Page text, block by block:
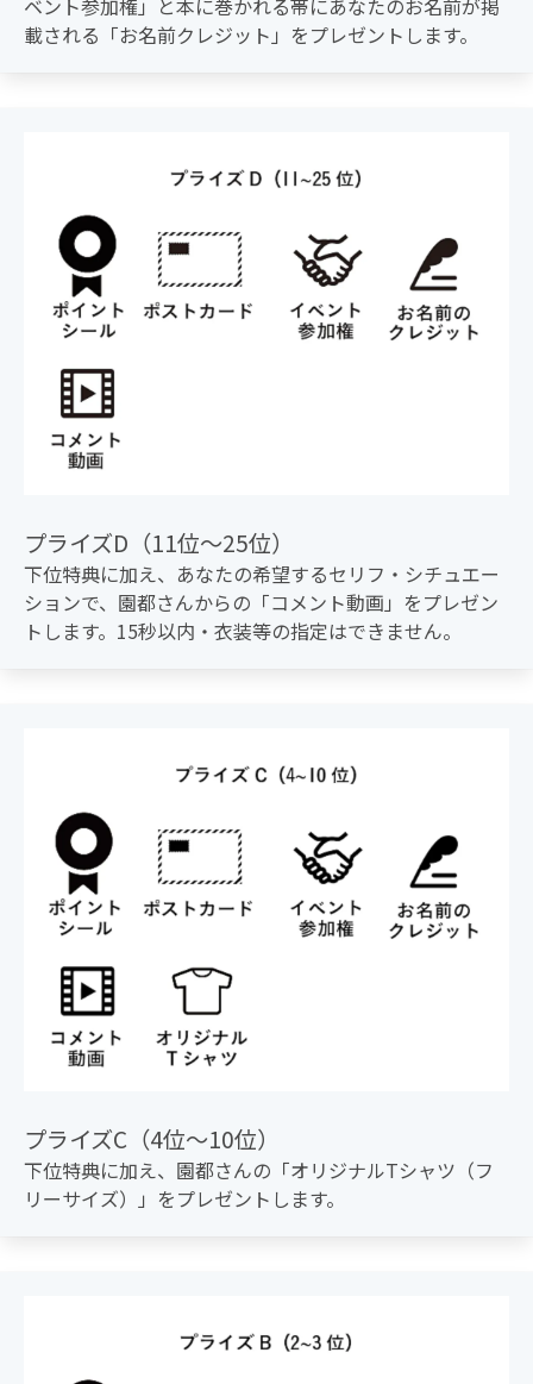
ベント参加権」と本に巻かれる帯にあなたのお名前が掲
載される「お名前クレジット」をプレゼントします。
プライズD（11位〜25位）
下位特典に加え、あなたの希望するセリフ・シチュエー
ションで、園都さんからの「コメント動画」をプレゼン
トします。15秒以内・衣装等の指定はできません。
プライズC（4位〜10位）
下位特典に加え、園都さんの「オリジナルTシャツ（フ
リーサイズ）」をプレゼントします。